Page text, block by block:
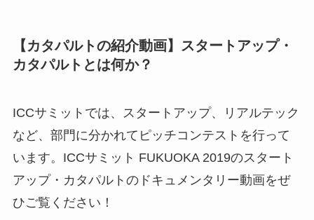
【カタパルトの紹介動画】スタートアップ・
カタパルトとは何か？
ICCサミットでは、スタートアップ、リアルテック
など、部門に分かれてピッチコンテストを行って
います。ICCサミット FUKUOKA 2019のスタート
アップ・カタパルトのドキュメンタリー動画をぜ
ひご覧ください！